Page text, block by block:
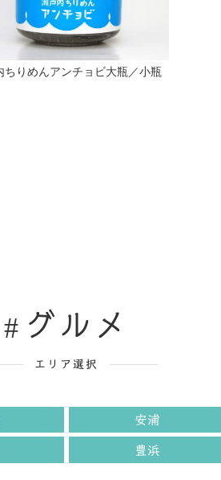
ちりめんアンチョビ大瓶／小瓶
グルメ
エリア選択
安浦
豊浜